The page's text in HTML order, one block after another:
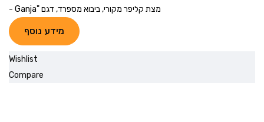
מצת קליפר מקורי, ביבוא מספרד, דגם "Ganja -
מידע נוסף
Wishlist
Compare